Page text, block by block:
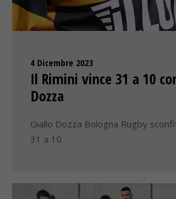
4 Dicembre 2023
Il Rimini vince 31 a 10
Dozza
Giallo Dozza Bologna Rugby
31 a 10